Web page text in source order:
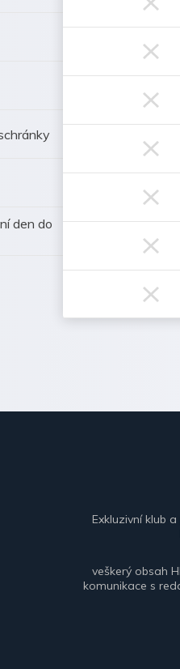
den do
Exkluzivní klub
veškerý obsah
komunikace s